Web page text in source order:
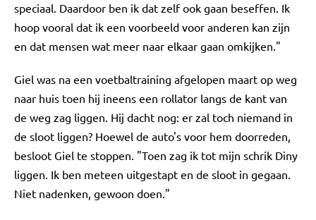
speciaal. Daardoor ben ik dat zelf ook gaan beseffen. Ik
hoop vooral dat ik een voorbeeld voor anderen kan zijn
en dat mensen wat meer naar elkaar gaan omkijken."
Giel was na een voetbaltraining afgelopen maart op weg
naar huis toen hij ineens een rollator langs de kant van
de weg zag liggen. Hij dacht nog: er zal toch niemand in
de sloot liggen? Hoewel de auto's voor hem doorreden,
besloot Giel te stoppen. "Toen zag ik tot mijn schrik Diny
liggen. Ik ben meteen uitgestapt en de sloot in gegaan.
Niet nadenken, gewoon doen."